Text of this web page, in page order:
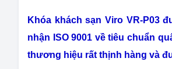
Khóa khách sạn Viro VR-P03
nhận ISO 9001 về tiêu chuẩn
thương hiệu rất thịnh hàng và